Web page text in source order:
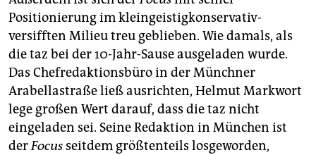
Positionierung im kleingeistigkonservativ-
versifften Milieu treu geblieben. Wie damals, als
die taz bei der 10-Jahr-Sause ausgeladen wurde.
Das Chefredaktionsbüro in der Münchner
Arabellastraße ließ ausrichten, Helmut Markwort
lege großen Wert darauf, dass die taz nicht
eingeladen sei. Seine Redaktion in München ist
derFocus seitdem größtenteils losgeworden,